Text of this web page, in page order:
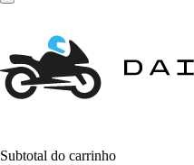
Subtotal do carrinho